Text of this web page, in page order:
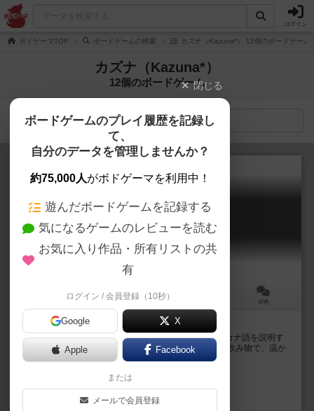
ログイン
ボドゲーマTOP ボードゲームの検索 カズナ（Kazuna*） 12個のボードゲーム
カズナ（Kazuna*）
12個のボードゲーム
検索メニュー
ボブジテン
Bob Jiten
30分前後 47件
誰にでも、誰とでも、何度だって楽しめる
日本語大好きな外人ボブになって、日本語だけでカタカナ語を説明す
る。 例えば、コーヒーというお題だったら、「茶色い飲み物で、温か
いのも冷たいのもある」など頭をふりしぼって説明...
カズナ（Kazuna*）
閉じる
ボードゲームのプレイ履歴を記録し
て、
自分のデータを管理しませんか？
約75,000人がボドゲーマを利用中！
遊んだボードゲームを記録する
気になるゲームのレビューを読む
お気に入り作品・所有リストの共
有
ログイン / 会員登録（10秒）
Google X
Apple Facebook
または
メールで会員登録